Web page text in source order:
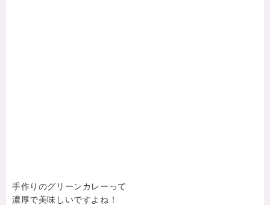
手作りのグリーンカレーって
濃厚で美味しいですよね！